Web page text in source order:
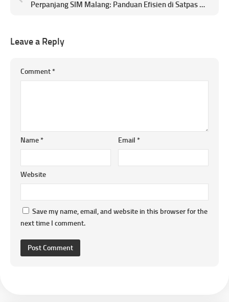
Perpanjang SIM Malang: Panduan Efisien di Satpas Singosari dan Catatan Pengalaman Jalur Online
Leave a Reply
Comment*
Name* Email*
Website
Save my name, email, and website in this browser for the
next time I comment.